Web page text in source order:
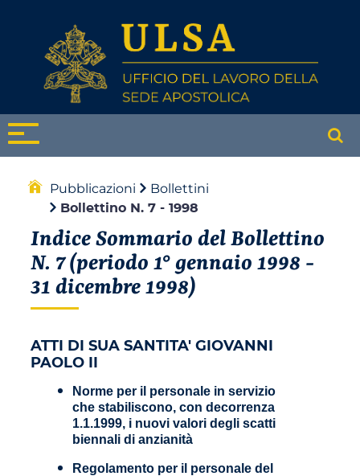
Pubblicazioni
Bollettini
Bollettino N. 7 - 1998
Indice Sommario del Bollettino
N. 7 (periodo 1° gennaio 1998 -
31 dicembre 1998)
ATTI DI SUA SANTITA' GIOVANNI
PAOLO II
Norme per il personale in servizio
che stabiliscono, con decorrenza
1.1.1999, i nuovi valori degli scatti
biennali di anzianità
Regolamento per il personale del